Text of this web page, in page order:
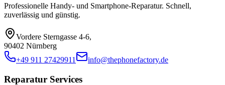
Professionelle Handy- und Smartphone-Reparatur. Schnell,
zuverlässig und günstig.
Vordere Sterngasse 4-6,
90402 Nürnberg
+49 911 27429911
info@thephonefactory.de
Reparatur Services